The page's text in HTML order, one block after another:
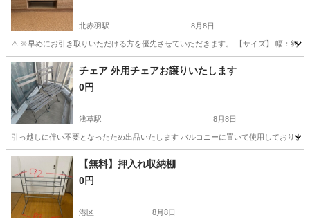
北赤羽駅 8月8日
⚠️ ※早めにお引き取りいただける方を優先させていただきます。 【サイズ】 幅：約
東京 北区 北赤羽駅 収納家具
チェア 外用チェアお譲りいたします
0円
浅草駅 8月8日
引っ越しに伴い不要となったため出品いたします バルコニーに置いて使用しておりま
東京 台東区 浅草駅 椅子 外用
【無料】押入れ収納棚
0円
港区 8月8日